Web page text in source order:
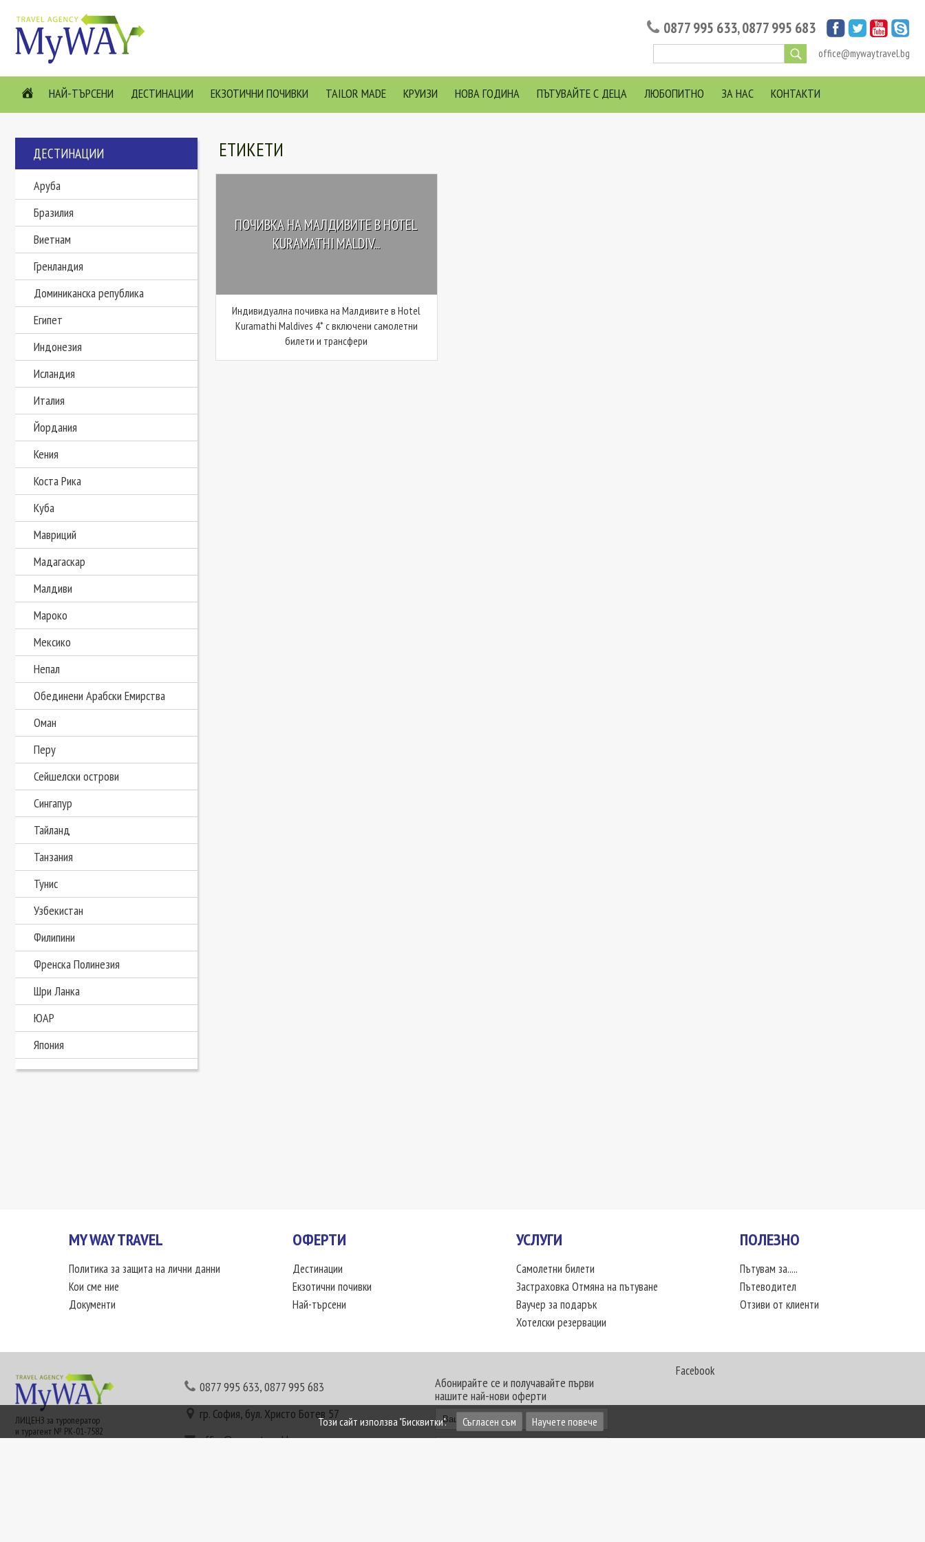
0877 995 633,0877 995 683
office@mywaytravel.bg
НАЙ-ТЪРСЕНИ ДЕСТИНАЦИИ ЕКЗОТИЧНИ ПОЧИВКИ TAILOR MADE КРУИЗИ НОВА ГОДИНА ПЪТУВАЙТЕ С ДЕЦА ЛЮБОПИТНО ЗА НАС КОНТАКТИ
ДЕСТИНАЦИИ
Аруба
Бразилия
Виетнам
Гренландия
Доминиканска република
Египет
Индонезия
Исландия
Италия
Йордания
Кения
Коста Рика
Куба
Мавриций
Мадагаскар
Малдиви
Мароко
Мексико
Непал
Обединени Арабски Емирства
Оман
Перу
Сейшелски острови
Сингапур
Тайланд
Танзания
Тунис
Узбекистан
Филипини
Френска Полинезия
Шри Ланка
ЮАР
Япония
ЕТИКЕТИ
ПОЧИВКА НА МАЛДИВИТЕ В HOTEL
KURAMATHI MALDIV...
Индивидуална почивка на Малдивите в Hotel
Kuramathi Maldives 4* с включени самолетни
билети и трансфери
MY WAY TRAVEL
Политика за защита на лични данни
Кои сме ние
Документи
ОФЕРТИ
Дестинации
Екзотични почивки
Най-търсени
УСЛУГИ
Самолетни билети
Застраховка Отмяна на пътуване
Ваучер за подарък
Хотелски резервации
ПОЛЕЗНО
Пътувам за.....
Пътеводител
Отзиви от клиенти
ЛИЦЕНЗ за туроператор
и турагент № РК-01-7582
0877 995 633,0877 995 683
гр. София, бул. Христо Ботев 57
office@mywaytravel.bg
Абонирайте се и получавайте първи
нашите най-нови оферти
Facebook
Този сайт използва "Бисквитки". Съгласен съм Научете повече